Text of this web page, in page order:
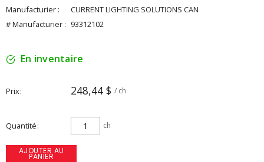
Manufacturier :
CURRENT LIGHTING SOLUTIONS CAN
# Manufacturier : 93312102
En inventaire
Prix 248,44 $ / ch
Quantité ch
AJOUTER AU
PANIER